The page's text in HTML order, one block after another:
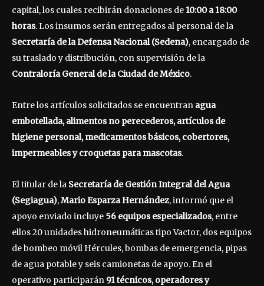
capital, los cuales recibirán donaciones de 10:00 a 18:00
horas. Los insumos serán entregados al personal de la
Secretaría de la Defensa Nacional (Sedena), encargado de
su traslado y distribución, con supervisión de la
Contraloría General de la Ciudad de México.
Entre los artículos solicitados se encuentran agua
embotellada, alimentos no perecederos, artículos de
higiene personal, medicamentos básicos, cobertores,
impermeables y croquetas para mascotas.
El titular de la Secretaría de Gestión Integral del Agua
(Segiagua),Mario Esparza Hernández, informó que el
apoyo enviado incluye 56 equipos especializados, entre
ellos 20 unidades hidroneumáticas tipo Vactor, dos equipos
de bombeo móvil Hércules, bombas de emergencia, pipas
de agua potable y seis camionetas de apoyo. En el
operativo participarán 91 técnicos, operadores y